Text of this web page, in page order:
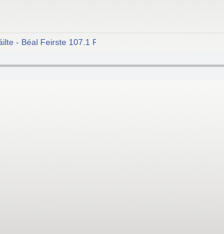
- Béal Feirste 107.1 FM